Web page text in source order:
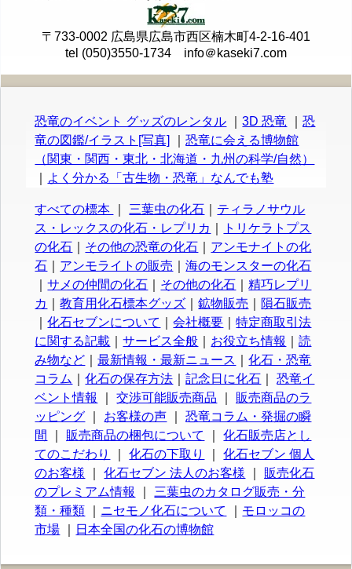
〒733-0002 広島県広島市西区楠木町4-2-16-401
tel (050)3550-1734 info＠kaseki7.com
恐竜のイベント グッズのレンタル ｜3D 恐竜 ｜恐
竜の図鑑/イラスト[写真]
｜恐竜に会える博物館
（関東・関西・東北・北海道・九州の科学/自然）
よく分かる「古生物・恐竜」なんでも塾
すべての標本 三葉虫の化石
ティラノサウル
ス・レックスの化石・レプリカ
トリケラトプス
の化石
その他の恐竜の化石
アンモナイトの化
石
アンモライトの販売 ｜海のモンスターの化石
｜サメの仲間の化石 その他の化石 ｜精巧レプリ
カ
｜教育用化石標本グッズ ｜鉱物販売
隕石販売
｜化石セブンについて ｜会社概要 ｜特定商取引法
に関する記載 ｜サービス全般 お役立ち情報 ｜読
み物など ｜最新情報・最新ニュース ｜化石・恐竜
コラム
｜化石の保存方法 ｜記念日に化石 ｜恐竜イ
ベント情報
｜交渉可能販売商品
販売商品のラ
ッピング
お客様の声 ｜恐竜コラム・発掘の瞬
間
販売商品の梱包について ｜化石販売店とし
てのこだわり
｜化石の下取り ｜化石セブン 個人
のお客様 ｜化石セブン 法人のお客様
販売化石
のプレミアム情報
三葉虫のカタログ販売・分
類・種類
ニセモノ化石について
モロッコの
市場
日本全国の化石の博物館